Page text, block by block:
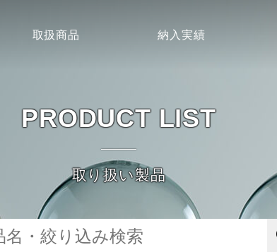
取扱商品 納入実績
PRODUCT LIST
取り扱い製品